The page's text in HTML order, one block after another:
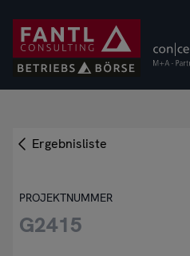
zum
Inhalt
Ergebnisliste
PROJEKTNUMMER
G2415